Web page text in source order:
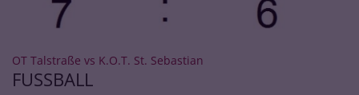
OT Talstraße vs K.O.T. St. Sebastian
FUSSBALL